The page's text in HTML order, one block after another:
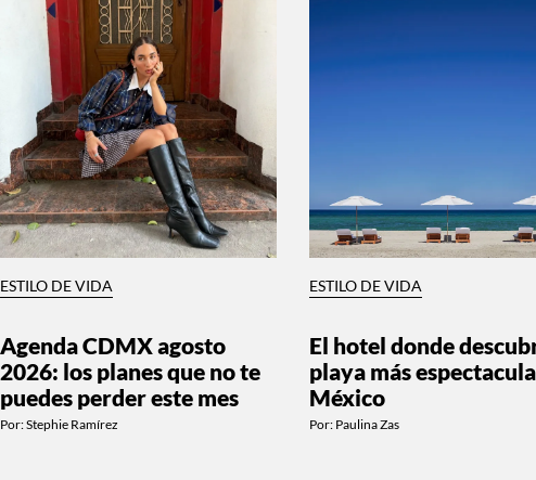
ESTILO DE VIDA
Agenda CDMX agosto
2026: los planes que no te
puedes perder este mes
Por:Stephie Ramírez
ESTILO DE VIDA
El hotel donde
playa más
México
Por: Paulina Zas